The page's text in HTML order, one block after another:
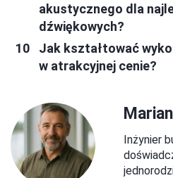
akustycznego dla
dźwiękowych?
Jak kształtować
w atrakcyjnej cenie?
Inżynier